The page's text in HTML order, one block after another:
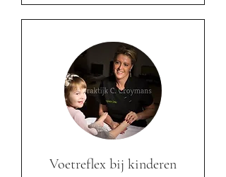
Voetreflex bij kinderen